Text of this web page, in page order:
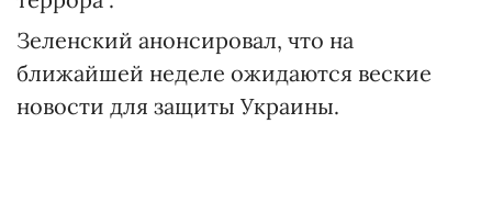
Зеленский анонсировал, что на
ближайшей неделе ожидаются веские
новости для защиты Украины.